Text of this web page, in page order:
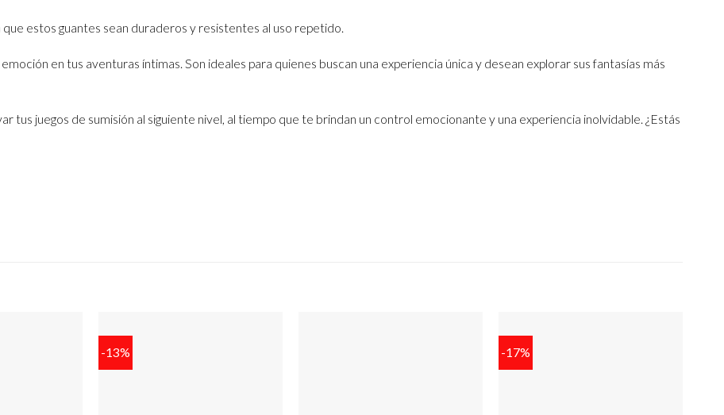
estos guantes sean duraderos y resistentes al uso repetido.
en tus aventuras íntimas. Son ideales para quienes buscan una experiencia única y desean explorar sus fantasías más
tus juegos de sumisión al siguiente nivel, al tiempo que te brindan un control emocionante y una experiencia inolvidable. ¿Estás
-13% -17%